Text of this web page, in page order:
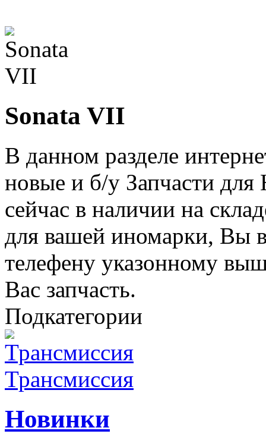
Sonata VII
В данном разделе
новые и б/у Запчасти
сейчас в наличии на
для вашей иномарки, Вы
телефену указонному
Вас запчасть.
Подкатегории
Трансмиссия
Новинки